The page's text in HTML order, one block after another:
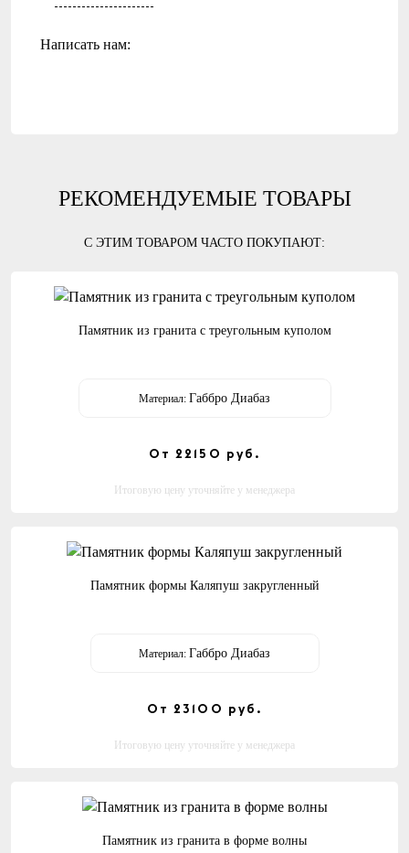
Написать нам:
РЕКОМЕНДУЕМЫЕ ТОВАРЫ
С ЭТИМ ТОВАРОМ ЧАСТО ПОКУПАЮТ:
Памятник из гранита с треугольным куполом
Материал: Габбро Диабаз
От 22150 руб.
Итоговую цену уточняйте у менеджера
Памятник формы Каляпуш закругленный
Материал: Габбро Диабаз
От 23100 руб.
Итоговую цену уточняйте у менеджера
Памятник из гранита в форме волны